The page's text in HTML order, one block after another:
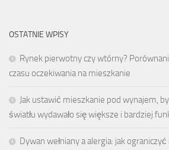
OSTATNIE WPISY
Rynek pierwotny czy wtórny?
czasu oczekiwania na mieszkanie
Jak ustawić mieszkanie pod wynajem,
światłu wydawało się większe i bardziej
Dywan wełniany a alergia: jak